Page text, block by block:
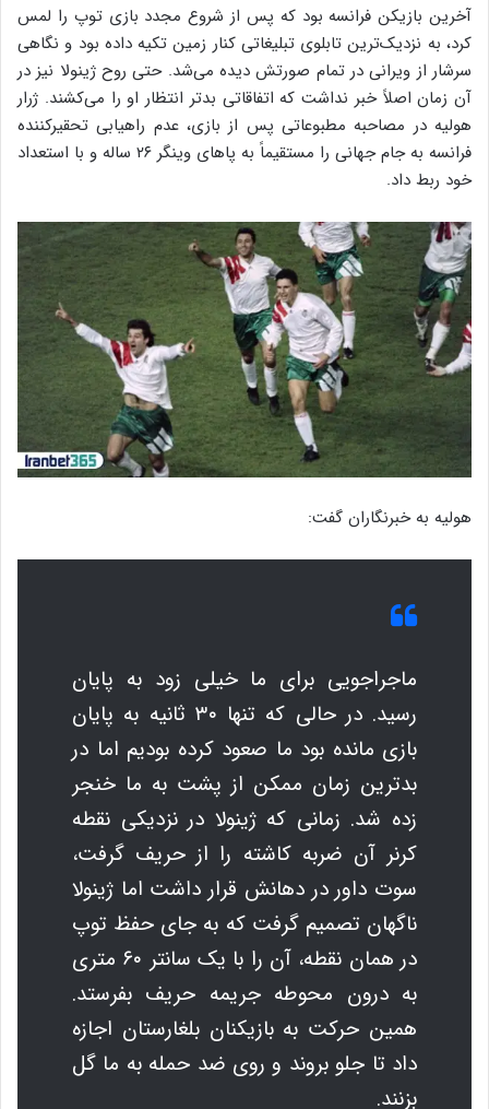
آخرین بازیکن فرانسه بود که پس از شروع مجدد بازی توپ را لمس
کرد، به نزدیک‌ترین تابلوی تبلیغاتی کنار زمین تکیه داده بود و نگاهی
سرشار از ویرانی در تمام صورتش دیده می‌شد. حتی روح ژینولا نیز در
آن زمان اصلاً خبر نداشت که اتفاقاتی بدتر انتظار او را می‌کشند. ژرار
هولیه در مصاحبه مطبوعاتی پس از بازی، عدم راهیابی تحقیرکننده
فرانسه به جام جهانی را مستقیماً به پاهای وینگر ۲۶ ساله و با استعداد
خود ربط داد.
هولیه به خبرنگاران گفت:
ماجراجویی برای ما خیلی زود به پایان
رسید. در حالی که تنها ۳۰ ثانیه به پایان
بازی مانده بود ما صعود کرده بودیم اما در
بدترین زمان ممکن از پشت به ما خنجر
زده شد. زمانی که ژینولا در نزدیکی نقطه
کرنر آن ضربه کاشته را از حریف گرفت،
سوت داور در دهانش قرار داشت اما ژینولا
ناگهان تصمیم گرفت که به جای حفظ توپ
در همان نقطه، آن را با یک سانتر ۶۰ متری
به درون محوطه جریمه حریف بفرستد.
همین حرکت به بازیکنان بلغارستان اجازه
داد تا جلو بروند و روی ضد حمله به ما گل
بزنند.